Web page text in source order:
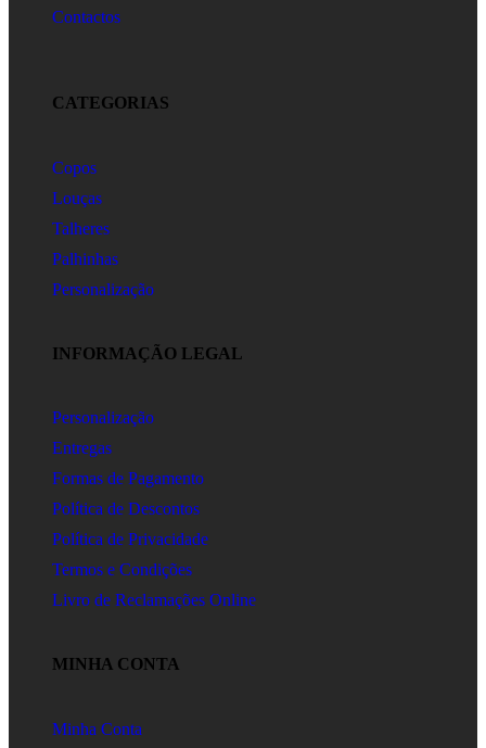
Contactos
CATEGORIAS
Copos
Louças
Talheres
Palhinhas
Personalização
INFORMAÇÃO LEGAL
Personalização
Entregas
Formas de Pagamento
Política de Descontos
Política de Privacidade
Termos e Condições
Livro de Reclamações Online
MINHA CONTA
Minha Conta